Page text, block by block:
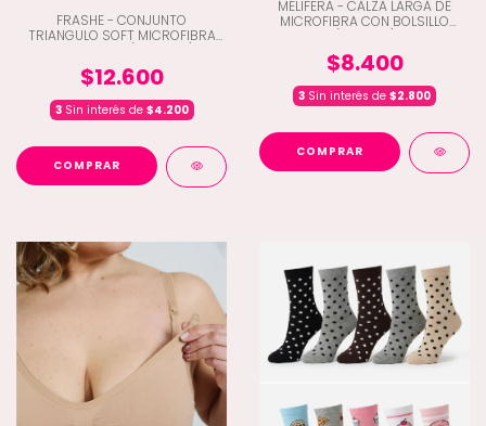
FRASHE - CONJUNTO
TRIANGULO SOFT MICROFIBRA
$12.600
3Sin interés de $4.200
COMPRAR
MELIFERA - CALZA LARGA DE
MICROFIBRA CON BOLSILLO
$8.400
3 Sin interés de $2.800
COMPRAR